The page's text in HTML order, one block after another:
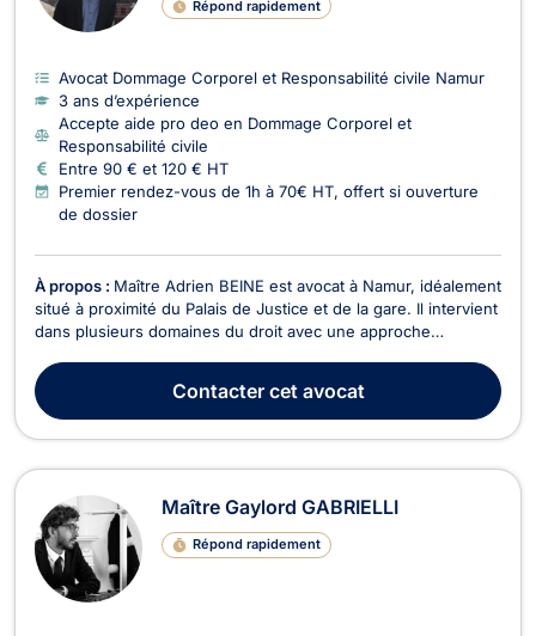
Répond rapidement
Avocat Dommage Corporel et Responsabilité civile Namur
3 ans d’expérience
Accepte aide pro deo en Dommage Corporel et
Responsabilité civile
Entre 90 € et 120 € HT
Premier rendez-vous de 1h à 70€ HT, offert si ouverture
de dossier
À propos : Maître Adrien BEINE est avocat à Namur, idéalement
situé à proximité du Palais de Justice et de la gare. Il intervient
dans plusieurs domaines du droit avec une approche
En droit des assurances, il analyse et conteste les décisions
d’assureurs et prend en charge ...
Contactercet avocat
Maître Gaylord GABRIELLI
Répond rapidement